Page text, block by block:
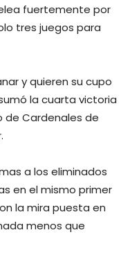
fuertemente por
tres juegos para
y quieren su cupo
la cuarta victoria
de Cardenales de
a los eliminados
en el mismo primer
la mira puesta en
menos que